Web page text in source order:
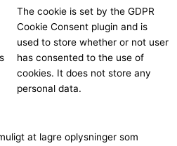
The cookie is set by the GDPR
Cookie Consent plugin and is
used to store whether or not user
has consented to the use of
cookies. It does not store any
personal data.
at lagre oplysninger som